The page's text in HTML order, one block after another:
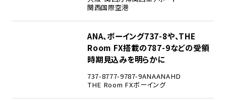
関西国際空港
ANA、ボーイング737-8や、THE
Room FX搭載の787-9などの受領
時期見込みを明らかに
737-8777-9787-9ANAANAHD
THE Room FXボーイング